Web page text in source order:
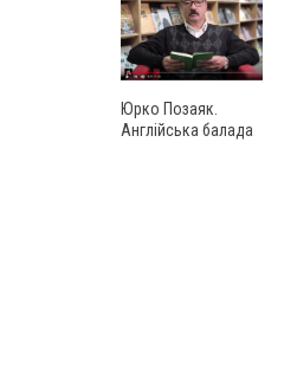
Юрко Позаяк.
Англійська балада